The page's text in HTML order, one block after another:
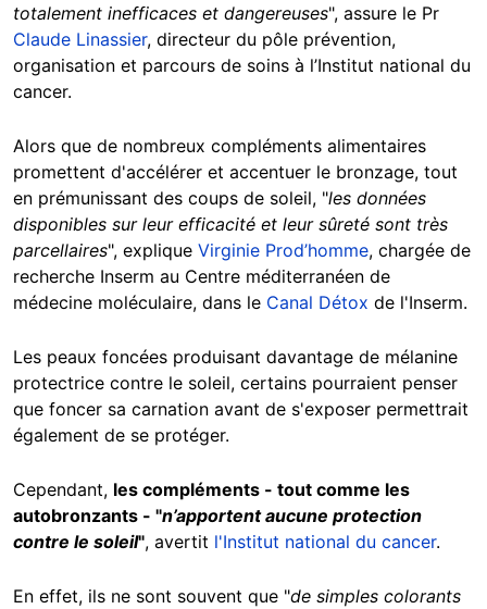
totalement inefficaces et dangereuses", assure le Pr
Claude Linassier, directeur du pôle prévention,
organisation et parcours de soins à l’Institut national du
cancer.
Alors que de nombreux compléments alimentaires
promettent d'accélérer et accentuer le bronzage, tout
en prémunissant des coups de soleil, "les données
disponibles sur leur efficacité et leur sûreté sont très
parcellaires", explique Virginie Prod’homme, chargée de
recherche Inserm au Centre méditerranéen de
médecine moléculaire, dans le Canal Détox de l'Inserm.
Les peaux foncées produisant davantage de mélanine
protectrice contre le soleil, certains pourraient penser
que foncer sa carnation avant de s'exposer permettrait
également de se protéger.
Cependant, les compléments - tout comme les
autobronzants - "n’apportent aucune protection
contre le soleil", avertit l'Institut national du cancer.
En effet, ils ne sont souvent que "de simples colorants